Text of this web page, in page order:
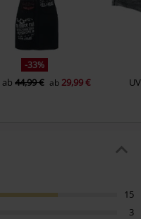
-33%
ab44,99 € ab 29,99 €
15
3